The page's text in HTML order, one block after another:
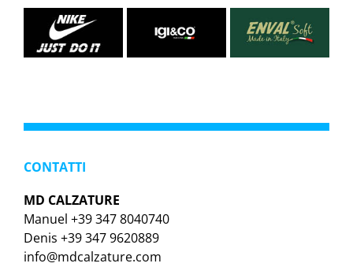
CONTATTI
MD CALZATURE
Manuel +39 347 8040740
Denis +39 347 9620889
info@mdcalzature.com